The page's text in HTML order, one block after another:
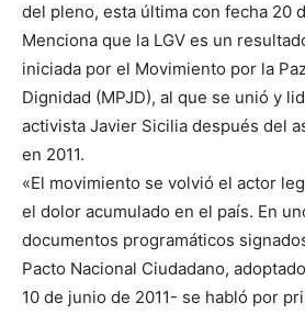
del pleno, esta última con fecha 20
Menciona que la LGV es un
iniciada por el Movimiento por la
Dignidad (MPJD), al que se unió y
activista Javier Sicilia después del
en 2011.
«El movimiento se volvió el actor
el dolor acumulado en el país. En
documentos programáticos
Pacto Nacional Ciudadano,
10 de junio de 2011- se habló por